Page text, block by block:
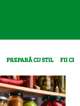
PREPARĂ CU STIL FII